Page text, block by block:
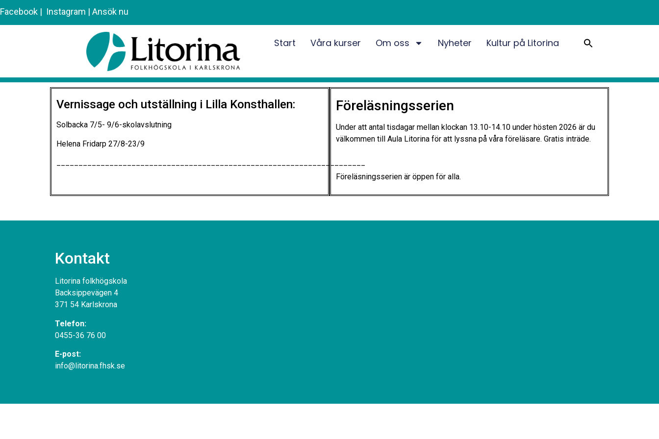
Facebook | Instagram | Ansök nu
Start Våra kurser Om oss Nyheter Kultur på Litorina
Vernissage och utställning i Lilla Konsthallen:
Solbacka 7/5- 9/6-skolavslutning
Helena Fridarp 27/8-23/9
Föreläsningsserien
Under att antal tisdagar mellan klockan 13.10-14.10 under hösten 2026 är du
välkommen till Aula Litorina för att lyssna på våra föreläsare. Gratis inträde.
Föreläsningsserien är öppen för alla.
Kontakt
Litorina folkhögskola
Backsippevägen 4
371 54 Karlskrona
Telefon:
0455-36 76 00
E-post:
info@litorina.fhsk.se